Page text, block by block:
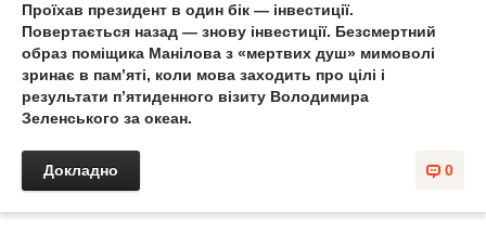
Проїхав президент в один бік — інвестиції.
Повертається назад — знову інвестиції. Безсмертний
образ поміщика Манілова з «мертвих душ» мимоволі
зринає в пам’яті, коли мова заходить про цілі і
результати п’ятиденного візиту Володимира
Зеленського за океан.
0
Докладно